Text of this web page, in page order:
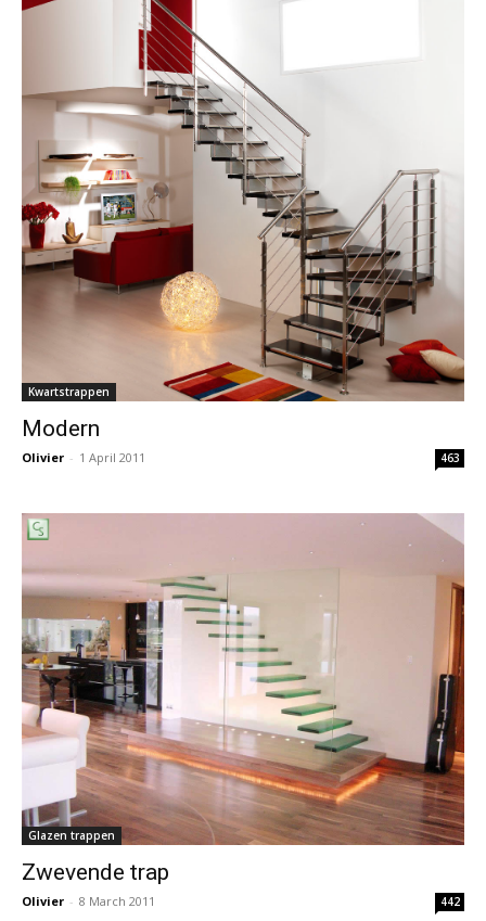
Kwartstrappen
Modern
Olivier - 1 April 2011 463
Glazen trappen
Zwevende trap
Olivier - 8 March 2011 442